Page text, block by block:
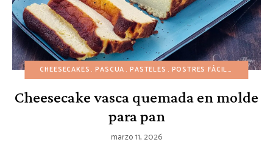
CHEESECAKES PASCUA PASTELES POSTRES FÁCILES
Cheesecake vasca quemada en molde
para pan
marzo 11, 2026